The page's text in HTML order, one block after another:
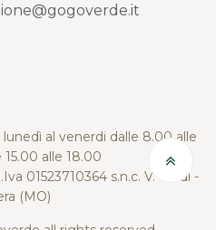
al venerdi dalle 8.00 alle
15.00 alle 18.00
01523710364 s.n.c. V. Verdi -
(MO)